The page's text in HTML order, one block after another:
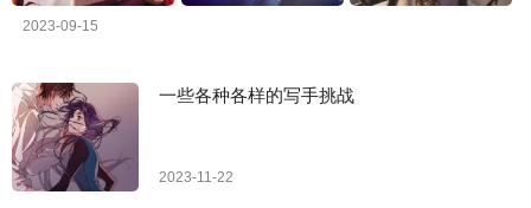
2023-09-15
一些各种各样的写手挑战
2023-11-22